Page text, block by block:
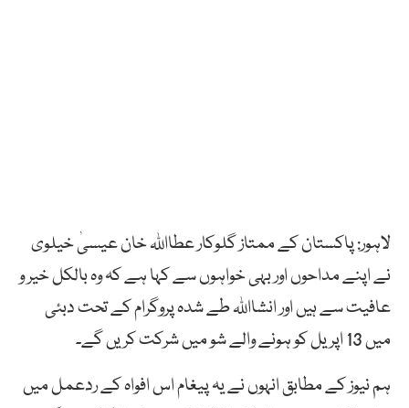
لاہور: پاکستان کے ممتاز گلوکار عطااللہ خان عیسیٰ خیلوی
نے اپنے مداحوں اور بہی خواہوں سے کہا ہے کہ وہ بالکل خیر و
عافیت سے ہیں اور انشااللہ طے شدہ پروگرام کے تحت دبئی
میں 13 اپریل کو ہونے والے شو میں شرکت کریں گے۔
ہم نیوز کے مطابق انہوں نے یہ پیغام اس افواہ کے ردعمل میں